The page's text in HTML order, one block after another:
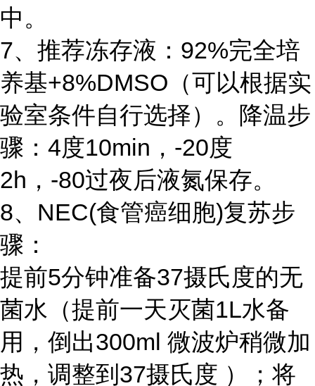
中。
7、推荐冻存液：92%完全培
养基+8%DMSO（可以根据实
验室条件自行选择）。降温步
骤：4度10min，-20度
2h，-80过夜后液氮保存。
8、NEC(食管癌细胞)复苏步
骤：
提前5分钟准备37摄氏度的无
菌水（提前一天灭菌1L水备
用，倒出300ml 微波炉稍微加
热，调整到37摄氏度 ）；将